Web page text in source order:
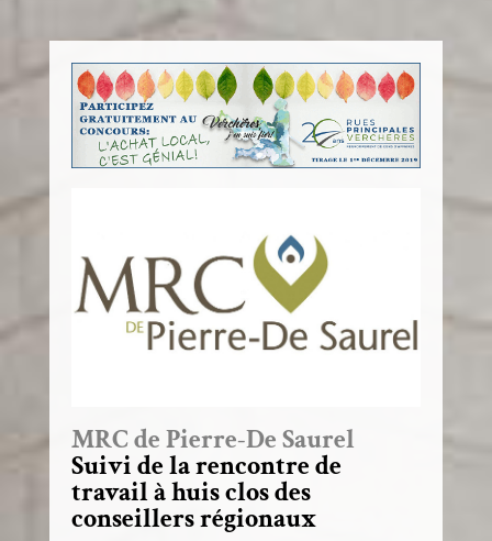
MRC de Pierre-De Saurel
Suivi de la rencontre de
travail à huis clos des
conseillers régionaux